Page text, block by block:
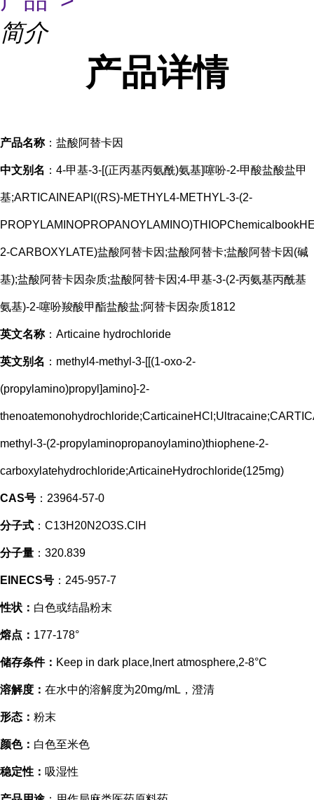
简介
产品详情
产品名称：盐酸阿替卡因
中文别名 ：4-甲基-3-[(正丙基丙氨酰)氨基]噻吩-2-甲酸盐酸盐甲
基;ARTICAINEAPI((RS)-METHYL4-METHYL-3-(2-
2-CARBOXYLATE)盐酸阿替卡因;盐酸阿替卡;盐酸阿替卡因(碱
基);盐酸阿替卡因杂质;盐酸阿替卡因;4-甲基-3-(2-丙氨基丙酰基
氨基)-2-噻吩羧酸甲酯盐酸盐;阿替卡因杂质1812
英文名称：Articaine hydrochloride
英文别名 ：methyl4-methyl-3-[[(1-oxo-2-
(propylamino)propyl]amino]-2-
methyl-3-(2-propylaminopropanoylamino)thiophene-2-
carboxylatehydrochloride;ArticaineHydrochloride(125mg)
CAS号 ：23964-57-0
分子式 ：C13H20N2O3S.ClH
分子量 ：320.839
EINECS号 ：245-957-7
性状： 白色或结晶粉末
熔点： 177-178°
储存条件： Keep in dark place,Inert atmosphere,2-8°C
溶解度： 在水中的溶解度为20mg/mL，澄清
形态： 粉末
颜色： 白色至米色
稳定性： 吸湿性